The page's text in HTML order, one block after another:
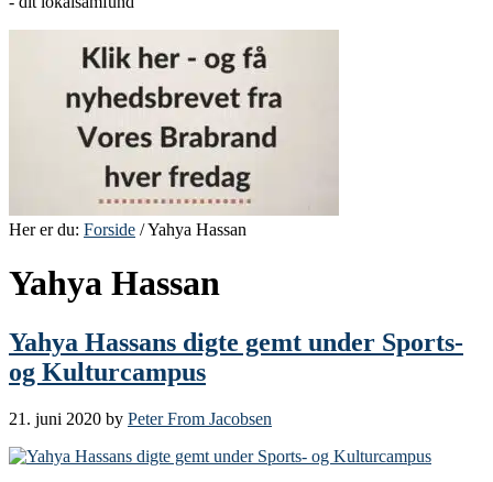
Her er du: Forside / Yahya Hassan
Yahya Hassan
Yahya Hassans digte gemt under Sports-
og Kulturcampus
21. juni 2020 by Peter From Jacobsen